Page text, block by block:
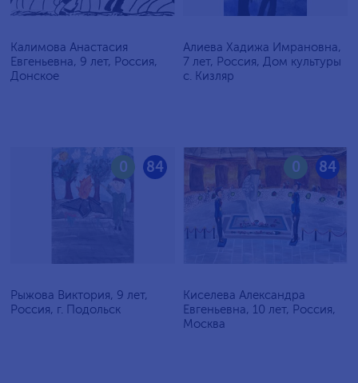
Калимова Анастасия
Евгеньевна, 9 лет, Россия,
Донское
Алиева Хадижа Имрановна,
7 лет, Россия, Дом культуры
с. Кизляр
84
0
Рыжова Виктория, 9 лет,
Россия, г. Подольск
84
0
Киселева Александра
Евгеньевна, 10 лет, Россия,
Москва